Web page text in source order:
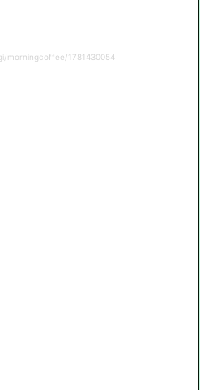
morningcoffee/1781430054